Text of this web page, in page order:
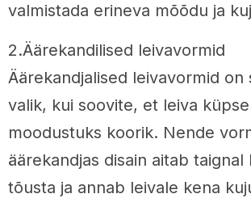
valmistada erineva mõõdu ja
2.Äärekandilised leivavormid
Äärekandjalised leivavormid on
valik, kui soovite, et leiva
moodustuks koorik. Nende
äärekandjas disain aitab taignal
tõusta ja annab leivale kena